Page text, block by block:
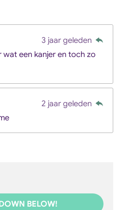
3 jaar geleden
een kanjer en toch zo
2 jaar geleden
BELOW!